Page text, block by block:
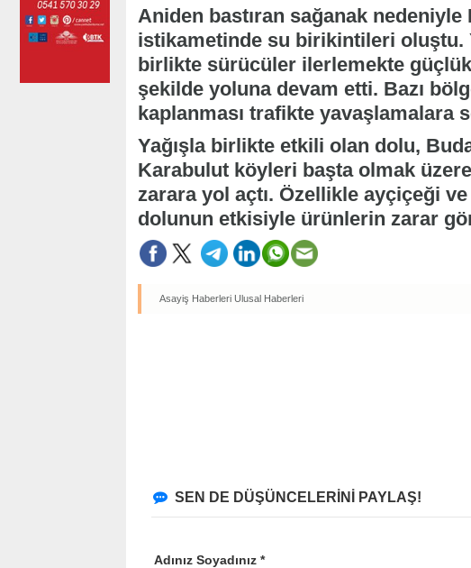
Aniden bastıran sağanak nedeniyle
istikametinde su birikintileri oluştu.
birlikte sürücüler ilerlemekte
şekilde yoluna devam etti. Bazı
kaplanması trafikte yavaşlamalara
Yağışla birlikte etkili olan dolu,
Karabulut köyleri başta olmak
zarara yol açtı. Özellikle ayçiçeği
dolunun etkisiyle ürünlerin zarar
Asayiş Haberleri Ulusal Haberleri
SEN DE DÜŞÜNCELERİNİ PAYLAŞ!
Adınız Soyadınız *